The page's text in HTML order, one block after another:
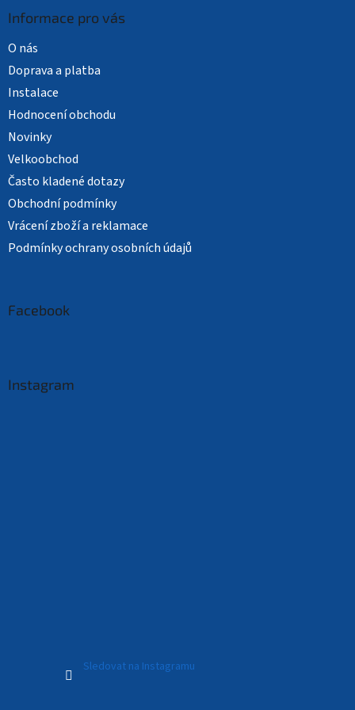
Informace pro vás
O nás
Doprava a platba
Instalace
Hodnocení obchodu
Novinky
Velkoobchod
Často kladené dotazy
Obchodní podmínky
Vrácení zboží a reklamace
Podmínky ochrany osobních údajů
Facebook
Instagram
Sledovat na Instagramu